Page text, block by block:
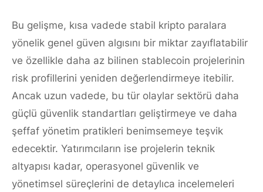
Bu gelişme, kısa vadede stabil kripto paralara
yönelik genel güven algısını bir miktar zayıflatabilir
ve özellikle daha az bilinen stablecoin projelerinin
risk profillerini yeniden değerlendirmeye itebilir.
Ancak uzun vadede, bu tür olaylar sektörü daha
güçlü güvenlik standartları geliştirmeye ve daha
şeffaf yönetim pratikleri benimsemeye teşvik
edecektir. Yatırımcıların ise projelerin teknik
altyapısı kadar, operasyonel güvenlik ve
yönetimsel süreçlerini de detaylıca incelemeleri